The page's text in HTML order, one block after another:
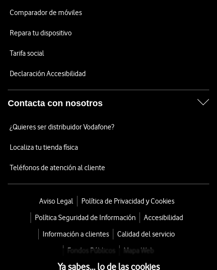
Comparador de móviles
Repara tu dispositivo
Tarifa social
Declaración Accesibilidad
Contacta con nosotros
¿Quieres ser distribuidor Vodafone?
Localiza tu tienda física
Teléfonos de atención al cliente
Aviso Legal
Política de Privacidad y Cookies
Política Seguridad de Información
Accesibilidad
Información a clientes
Calidad del servicio
Fondos Públicos
Mapa Web
Ya sabes... lo de las cookies